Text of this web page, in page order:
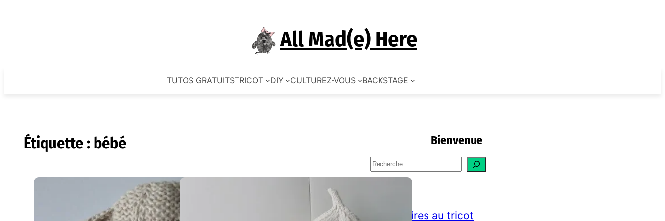
All Mad(e) Here
TUTOS GRATUITSTRICOT DIY CULTUREZ-VOUS BACKSTAGE
Étiquette : bébé Bienvenue
S
e
accessoires au tricot